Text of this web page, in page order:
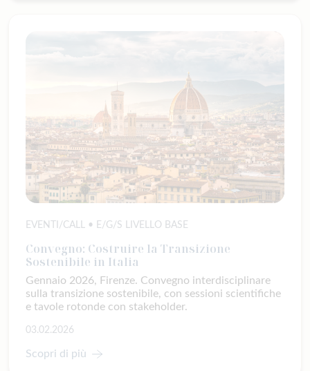
EVENTI/CALL • E/G/S LIVELLO BASE
Convegno: Costruire la Transizione
Sostenibile in Italia
Gennaio 2026, Firenze. Convegno interdisciplinare
sulla transizione sostenibile, con sessioni scientifiche
e tavole rotonde con stakeholder.
03.02.2026
Scopri di più